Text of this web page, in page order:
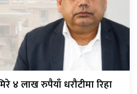
४ लाख रुपैयाँ धरौटीमा रिहा